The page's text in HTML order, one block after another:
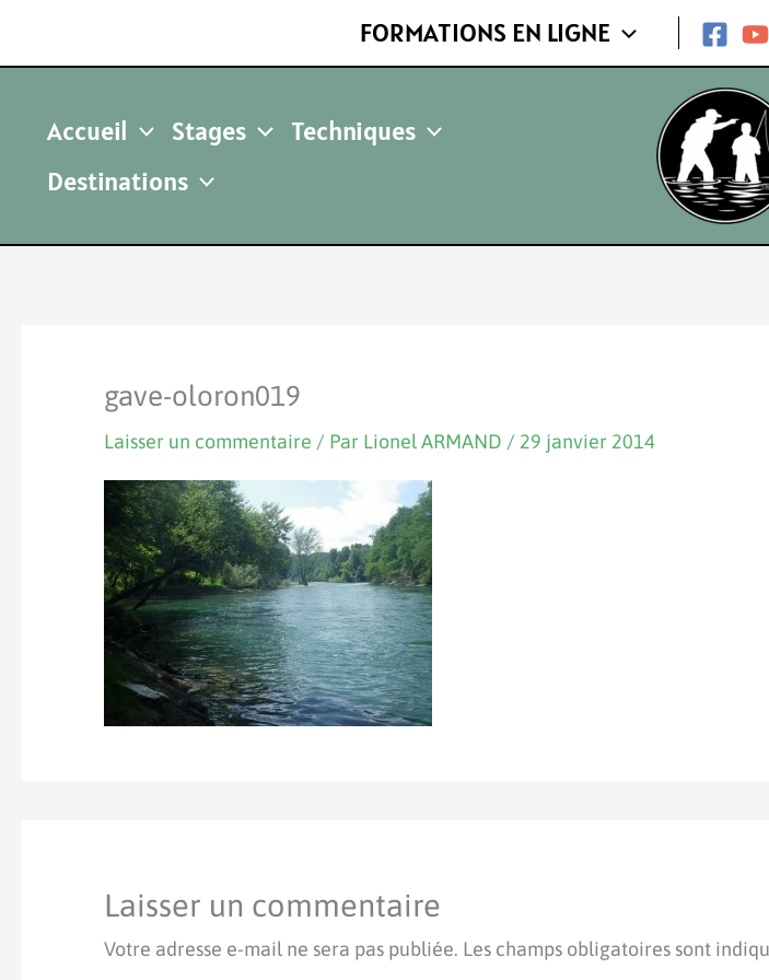
FORMATIONS EN LIGNE
Accueil Stages
Techniques
Destinations
gave-oloron019
Laisser un commentaire / Par Lionel ARMAND / 29 janvier 2014
Laisser un commentaire
Votre adresse e-mail ne sera pas publiée. Les champs obligatoires sont